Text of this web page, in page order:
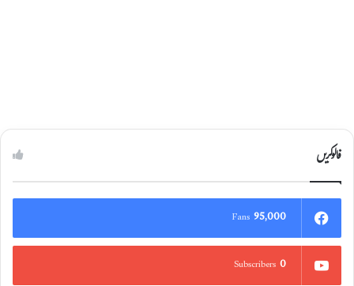
فالوکریں
95,000
Fans
0
Subscribers